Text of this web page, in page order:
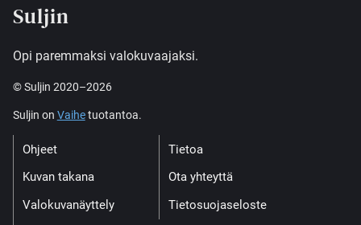
Suljin
Opi paremmaksi valokuvaajaksi.
© Suljin 2020–2026
Suljin on Vaihetuotantoa.
Ohjeet
Kuvan takana
Valokuvanäyttely
Tietoa
Ota yhteyttä
Tietosuojaseloste